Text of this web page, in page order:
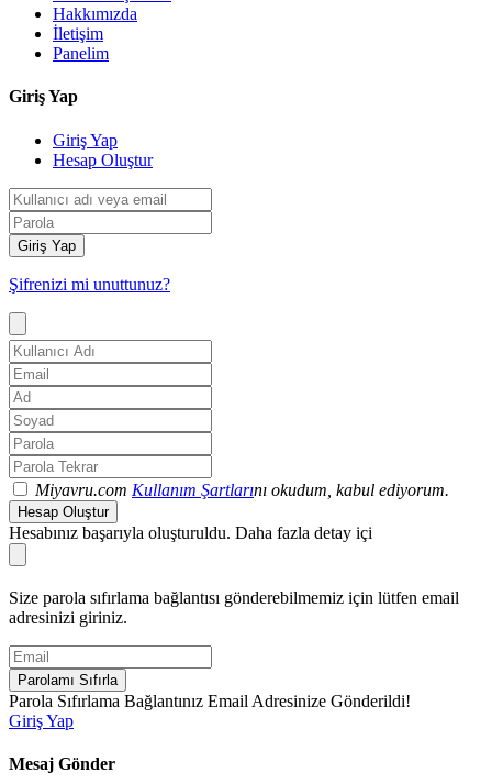
Hakkımızda
İletişim
Panelim
Giriş Yap
Giriş Yap
Hesap Oluştur
Giriş Yap
Şifrenizi mi unuttunuz?
Miyavru.com Kullanım Şartlarını okudum, kabul ediyorum.
Hesap Oluştur
Hesabınız başarıyla oluşturuldu. Daha fazla detay içi
Size parola sıfırlama bağlantısı gönderebilmemiz için lütfen email
adresinizi giriniz.
Parolamı Sıfırla
Parola Sıfırlama Bağlantınız Email Adresinize Gönderildi!
Giriş Yap
Mesaj Gönder